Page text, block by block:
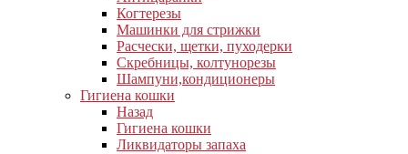
Когтерезы
Машинки для стрижки
Расчески, щетки, пуходерки
Скребницы, колтунорезы
Шампуни,кондиционеры
Гигиена кошки
Назад
Гигиена кошки
Ликвидаторы запаха